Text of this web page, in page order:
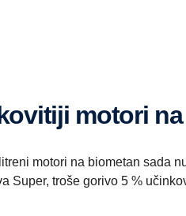
motori
motori na biometan sada
Super, troše gorivo 5 %